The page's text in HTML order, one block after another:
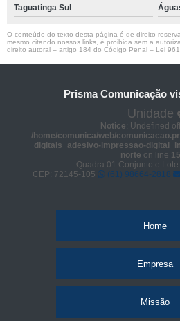
Taguatinga Sul
O conteúdo do texto desta página é de direito
mesmo citando nossos links, é proibida sem a
direito autoral – artigo 184 do Código Penal – Lei
Prisma Comunicação
Unidade
Notice: Undefined
/home/comunica/web/
digitais_adesivo-impressao-
norte on line
- Quadra 01 Conjunto e
CEP: 72145-105
(61) 98664-2818
Home
Empresa
Missão